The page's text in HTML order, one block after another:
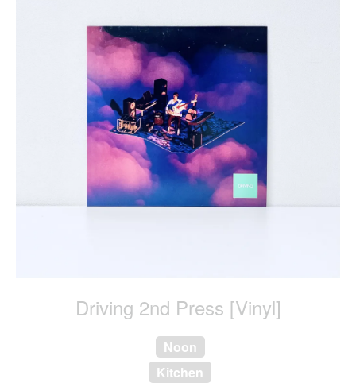
Driving 2nd Press [Vinyl]
Noon
Kitchen